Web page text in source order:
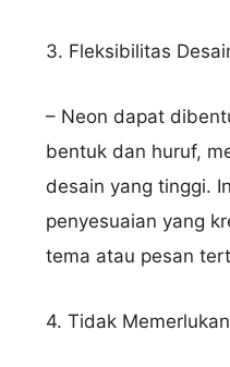
3. Fleksibilitas
– Neon dapat
bentuk dan huruf,
desain yang tinggi.
penyesuaian yang
tema atau pesan
4. Tidak